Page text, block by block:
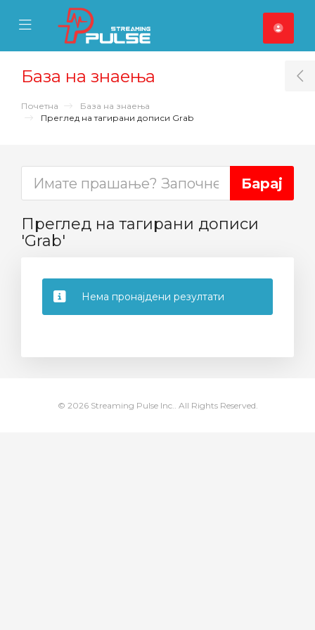
Mobile Menu
Mobile Menu
База на знаења
Почетна
База на знаења
Преглед на тагирани дописи Grab
Преглед на тагирани дописи
'Grab'
Нема пронајдени резултати
© 2026 Streaming Pulse Inc.. All Rights Reserved.